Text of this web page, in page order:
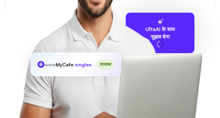
UltaAI के साथ
सुझाव देना
wwwMyCafe.singles उपलब्ध!